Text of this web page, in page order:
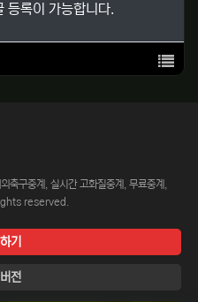
등록이 가능합니다.
목록
구중계, 실시간 고화질중계, 무료중계,
reserved.
기
전